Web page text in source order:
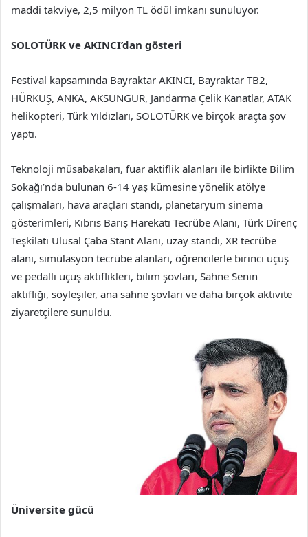
maddi takviye, 2,5 milyon TL ödül imkanı sunuluyor.
SOLOTÜRK ve AKINCI’dan gösteri
Festival kapsamında Bayraktar AKINCI, Bayraktar TB2,
HÜRKUŞ, ANKA, AKSUNGUR, Jandarma Çelik Kanatlar, ATAK
helikopteri, Türk Yıldızları, SOLOTÜRK ve birçok araçta şov
yaptı.
Teknoloji müsabakaları, fuar aktiflik alanları ile birlikte Bilim
Sokağı’nda bulunan 6-14 yaş kümesine yönelik atölye
çalışmaları, hava araçları standı, planetaryum sinema
gösterimleri, Kıbrıs Barış Harekatı Tecrübe Alanı, Türk Direnç
Teşkilatı Ulusal Çaba Stant Alanı, uzay standı, XR tecrübe
alanı, simülasyon tecrübe alanları, öğrencilerle birinci uçuş
ve pedallı uçuş aktiflikleri, bilim şovları, Sahne Senin
aktifliği, söyleşiler, ana sahne şovları ve daha birçok aktivite
ziyaretçilere sunuldu.
Üniversite gücü